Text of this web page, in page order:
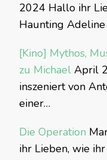
2024 Hallo ihr
Haunting
[Kino] Mythos,
zu Michael April
inszeniert von
einer…
Die Operation
ihr Lieben, wie